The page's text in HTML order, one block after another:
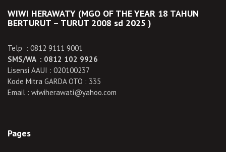
WIWI HERAWATY (MGO OF THE YEAR 18 TAHUN
BERTURUT – TURUT 2008 sd 2025 )
Telp : 0812 9111 9001
SMS/WA : 0812 102 9926
Lisensi AAUI : 020100237
Kode Mitra GARDA OTO : 335
Email : wiwiherawati@yahoo.com
Pages